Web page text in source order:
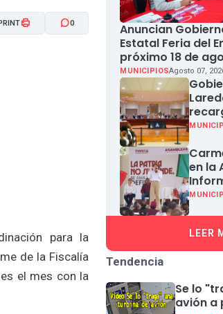
0
para la
de la Fiscalía
el mes con la
Anuncian
Estatal Feria del
próximo 18 de
MUNICIPIOSAgosto 07,
en
en la
LEER
Tendencia
Se lo
avión a